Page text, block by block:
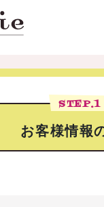
STEP.1
お客様情報